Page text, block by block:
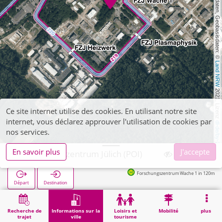
, Kartendaten, Geobasisdaten: ©
Land NRW
2021, Lizenz
dl-de/by-2-0
Recherche de
trajet
Informations sur la
ville
Loisirs et
tourisme
Mobilité plus
Forschungszentrum Jülich (POI)
Départ Destination
Forschungszentrum Wache 1 in 120m
Démarrage Informations sur la ville Forschungszentrum Jülich (POI)
Ce site internet utilise des cookies. En utilisant notre site
internet, vous déclarez approuver l'utilisation de cookies par
nos services.
En savoir plus
J'accepte